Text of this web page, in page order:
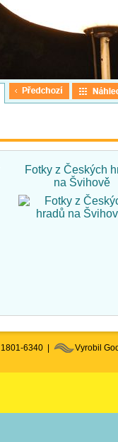
Fotky z Českých
na Švihově
1801-6340 | Vyrobil